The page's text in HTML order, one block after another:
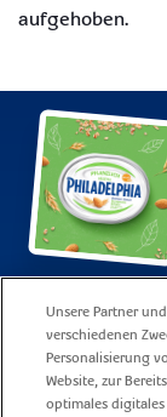
aufgehoben.
Sitemap
Impressum
Unsere Cookie
Unsere Partner
verschiedenen
Personalisierung
Website, zur
optimales digitales